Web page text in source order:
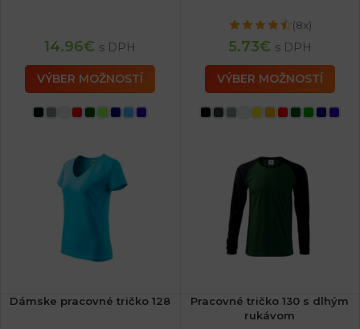
14.96€ s DPH
VÝBER MOŽNOSTÍ
(8x)
5.73€ s DPH
VÝBER MOŽNOSTÍ
Dámske pracovné tričko 128
Pracovné tričko 130 s dlhým
rukávom